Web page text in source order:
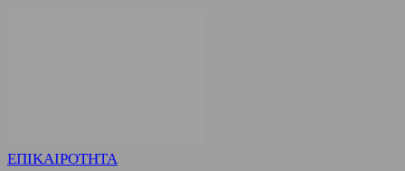
ΕΠΙΚΑΙΡΟΤΗΤΑ